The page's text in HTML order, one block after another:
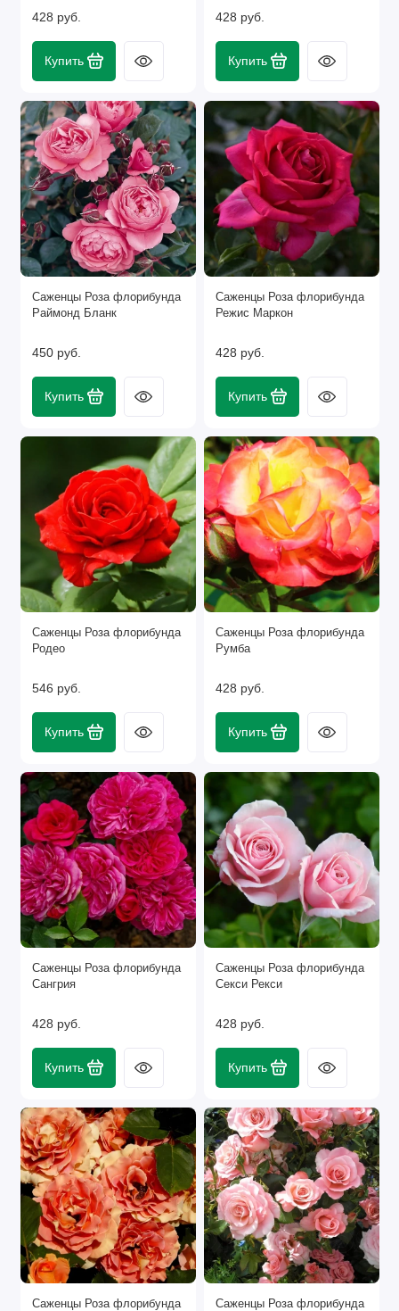
428 руб.
Купить
428 руб.
Купить
Саженцы Роза флорибунда
Раймонд Бланк
450 руб.
Купить
Саженцы Роза флорибунда
Режис Маркон
428 руб.
Купить
Саженцы Роза флорибунда
Родео
546 руб.
Купить
Саженцы Роза флорибунда
Румба
428 руб.
Купить
Саженцы Роза флорибунда
Сангрия
428 руб.
Купить
Саженцы Роза флорибунда
Секси Рекси
428 руб.
Купить
Саженцы Роза флорибунда
Саженцы Роза флорибунда